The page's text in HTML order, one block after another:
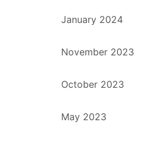
January 2024
November 2023
October 2023
May 2023